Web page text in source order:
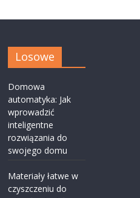
Losowe
Domowa
automatyka: Jak
wprowadzić
inteligentne
rozwiązania do
swojego domu
Materiały łatwe w
czyszczeniu do